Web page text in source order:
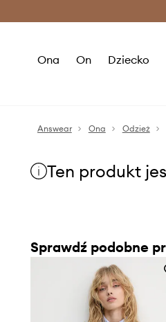
Ona On Dziecko
Answear Ona Odzież
Ten produkt
Sprawdź podobne